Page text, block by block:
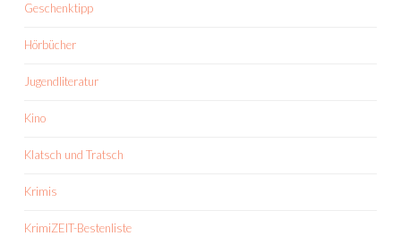
Geschenktipp
Hörbücher
Jugendliteratur
Kino
Klatsch und Tratsch
Krimis
KrimiZEIT-Bestenliste